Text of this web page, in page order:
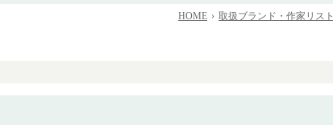
HOME 取扱ブランド・作家リスト